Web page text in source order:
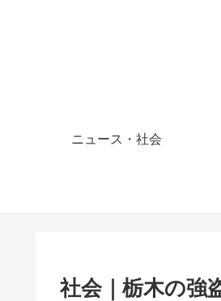
ニュース・社会
社会｜栃木の強